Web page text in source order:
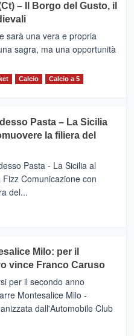
– Il Borgo del Gusto, il
sarà una vera e propria
sagra, ma una opportunità
Calcio
Calcio a 5
Pasta – La Sicilia
la filiera del
Pasta - La Sicilia al
Fizz Comunicazione con
del...
Milo: per il
vince Franco Caruso
per il secondo anno
Montesalice Milo -
dall'Automobile Club